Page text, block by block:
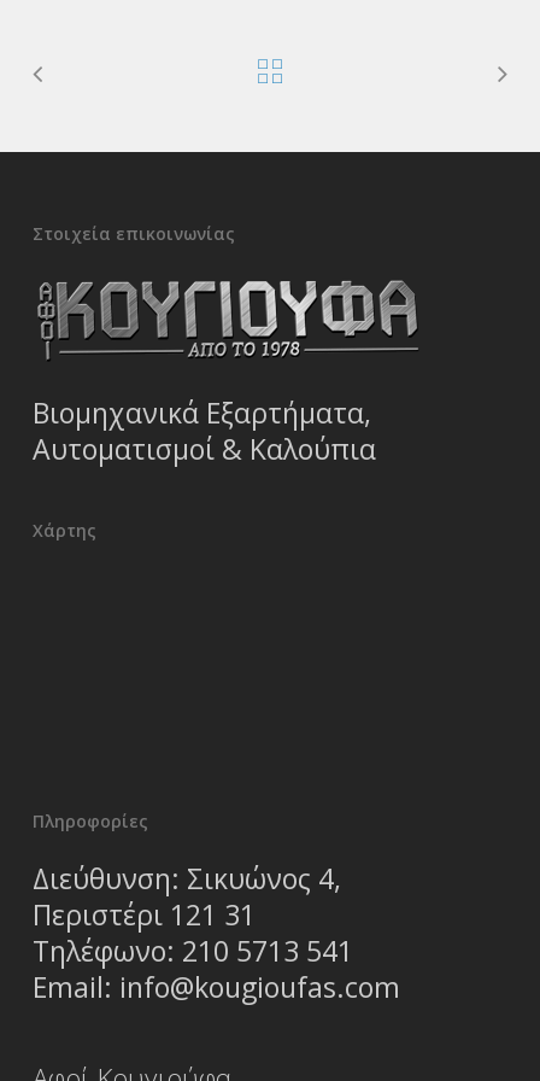
Στοιχεία επικοινωνίας
Βιομηχανικά Εξαρτήματα,
Αυτοματισμοί & Καλούπια
Χάρτης
Πληροφορίες
Διεύθυνση: Σικυώνος 4,
Περιστέρι 121 31
Τηλέφωνο: 210 5713 541
Email: info@kougioufas.com